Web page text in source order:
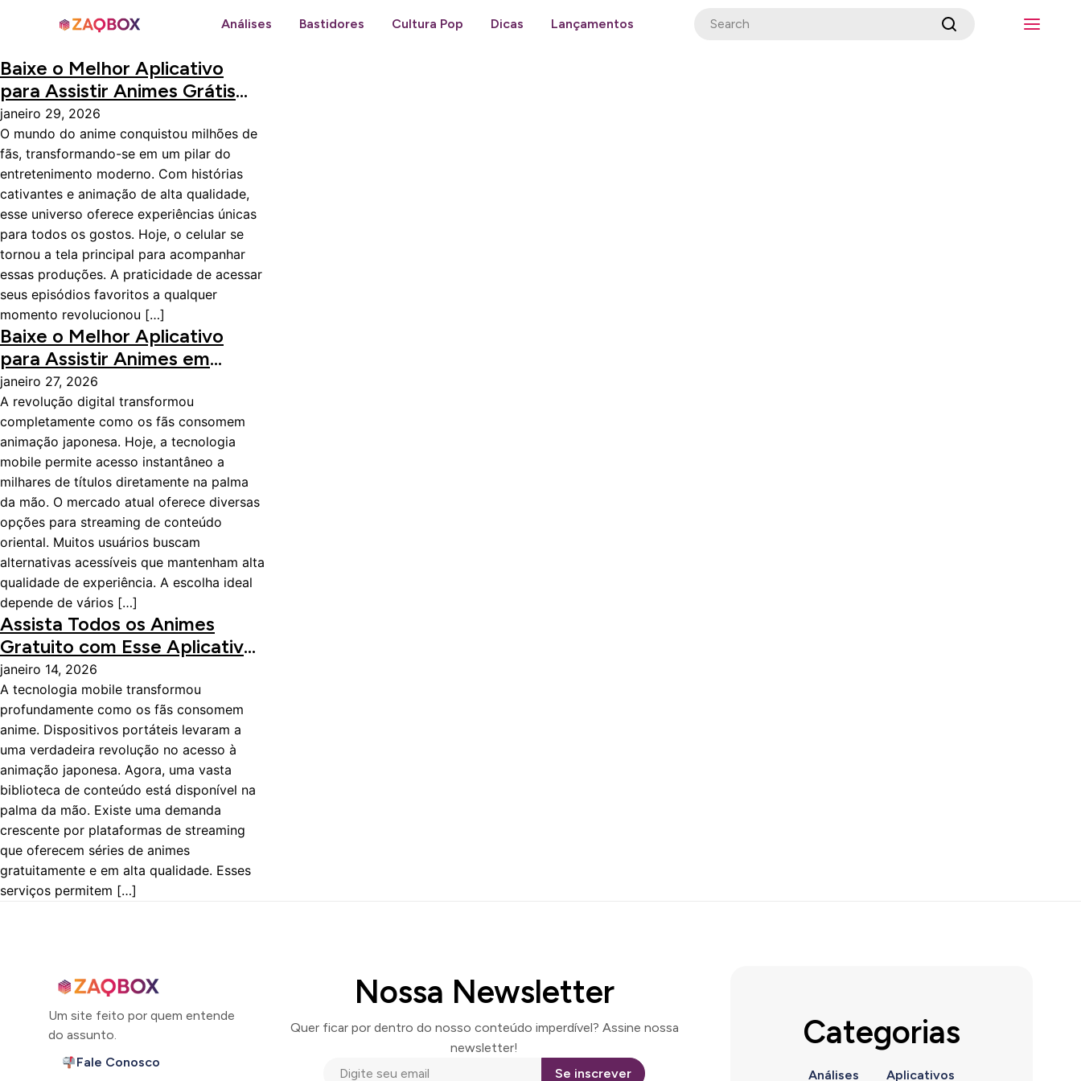
Análises Bastidores Cultura Pop Dicas Lançamentos
Baixe o Melhor Aplicativo
para Assistir Animes Grátis
pelo Celular
janeiro 29, 2026
O mundo do anime conquistou milhões de
fãs, transformando-se em um pilar do
entretenimento moderno. Com histórias
cativantes e animação de alta qualidade,
esse universo oferece experiências únicas
para todos os gostos. Hoje, o celular se
tornou a tela principal para acompanhar
essas produções. A praticidade de acessar
seus episódios favoritos a qualquer
momento revolucionou […]
Baixe o Melhor Aplicativo
para Assistir Animes em
Grátis pelo Celular
janeiro 27, 2026
A revolução digital transformou
completamente como os fãs consomem
animação japonesa. Hoje, a tecnologia
mobile permite acesso instantâneo a
milhares de títulos diretamente na palma
da mão. O mercado atual oferece diversas
opções para streaming de conteúdo
oriental. Muitos usuários buscam
alternativas acessíveis que mantenham alta
qualidade de experiência. A escolha ideal
depende de vários […]
Assista Todos os Animes
Gratuito com Esse Aplicativo
– Melhor App
janeiro 14, 2026
A tecnologia mobile transformou
profundamente como os fãs consomem
anime. Dispositivos portáteis levaram a
uma verdadeira revolução no acesso à
animação japonesa. Agora, uma vasta
biblioteca de conteúdo está disponível na
palma da mão. Existe uma demanda
crescente por plataformas de streaming
que oferecem séries de animes
gratuitamente e em alta qualidade. Esses
serviços permitem […]
Um site feito por quem entende
do assunto.
Fale Conosco
Nossa Newsletter
Quer ficar por dentro do nosso conteúdo imperdível? Assine nossa
newsletter!
Se inscrever
Categorias
Análises Aplicativos